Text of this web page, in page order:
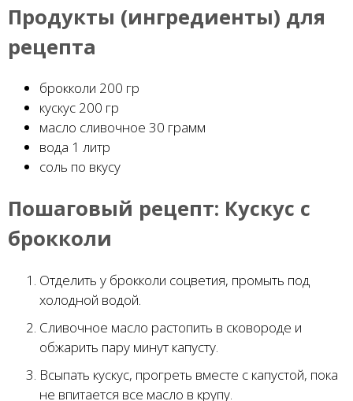
Продукты (ингредиенты) для
рецепта
брокколи 200 гр
кускус 200 гр
масло сливочное 30 грамм
вода 1 литр
соль по вкусу
Пошаговый рецепт: Кускус с
брокколи
Отделить у брокколи соцветия, промыть под
холодной водой.
Сливочное масло растопить в сковороде и
обжарить пару минут капусту.
Всыпать кускус, прогреть вместе с капустой, пока
не впитается все масло в крупу.